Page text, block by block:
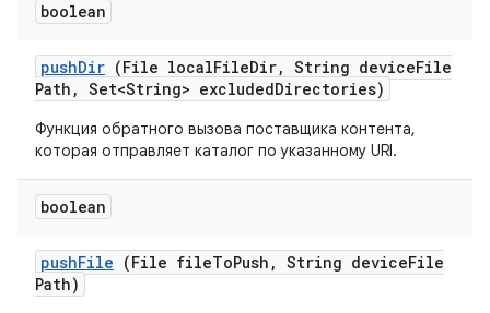
boolean
pushDir (File localFileDir, String deviceFile
Path , Set<String> excludedDirectories)
Функция обратного вызова поставщика контента,
которая отправляет каталог по указанному URI.
boolean
pushFile (File fileToPush , String deviceFile
Path)